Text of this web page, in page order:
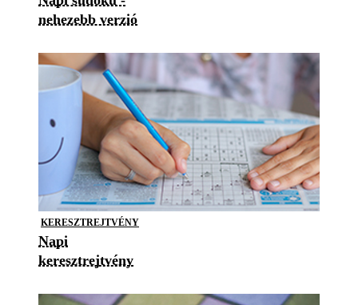
nehezebb verzió
KERESZTREJTVÉNY
Napi
keresztrejtvény